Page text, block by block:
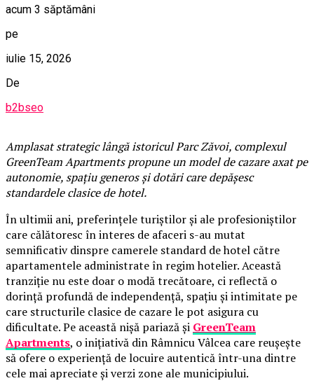
acum 3 săptămâni
pe
iulie 15, 2026
De
b2bseo
Amplasat strategic lângă istoricul Parc Zăvoi, complexul
GreenTeam Apartments propune un model de cazare axat pe
autonomie, spațiu generos și dotări care depășesc
standardele clasice de hotel.
În ultimii ani, preferințele turiștilor și ale profesioniștilor
care călătoresc în interes de afaceri s-au mutat
semnificativ dinspre camerele standard de hotel către
apartamentele administrate în regim hotelier. Această
tranziție nu este doar o modă trecătoare, ci reflectă o
dorință profundă de independență, spațiu și intimitate pe
care structurile clasice de cazare le pot asigura cu
dificultate. Pe această nișă pariază și GreenTeam
Apartments, o inițiativă din Râmnicu Vâlcea care reușește
să ofere o experiență de locuire autentică într-una dintre
cele mai apreciate și verzi zone ale municipiului.